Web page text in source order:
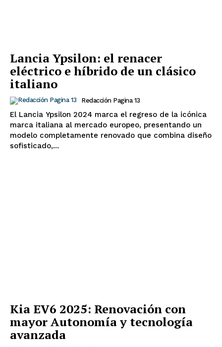
Lancia Ypsilon: el renacer
eléctrico e híbrido de un clásico
italiano
Redacción Pagina 13
El Lancia Ypsilon 2024 marca el regreso de la icónica
marca italiana al mercado europeo, presentando un
modelo completamente renovado que combina diseño
sofisticado,...
Kia EV6 2025: Renovación con
mayor Autonomía y tecnología
avanzada